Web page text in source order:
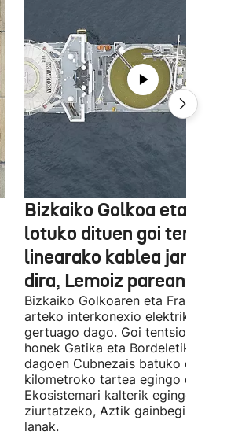
Bizkaiko Golkoa eta
lotuko dituen goi tentsioko
linearako kablea jartzen
dira, Lemoiz parean
Bizkaiko Golkoaren eta Frantziaren
arteko interkonexio elektrikoa
gertuago dago. Goi tentsioko linea
honek Gatika eta Bordeletik gertu
dagoen Cubnezais batuko ditu eta
kilometroko tartea egingo du ur
Ekosistemari kalterik egingo ez
ziurtatzeko, Aztik gainbegiratuko
lanak.